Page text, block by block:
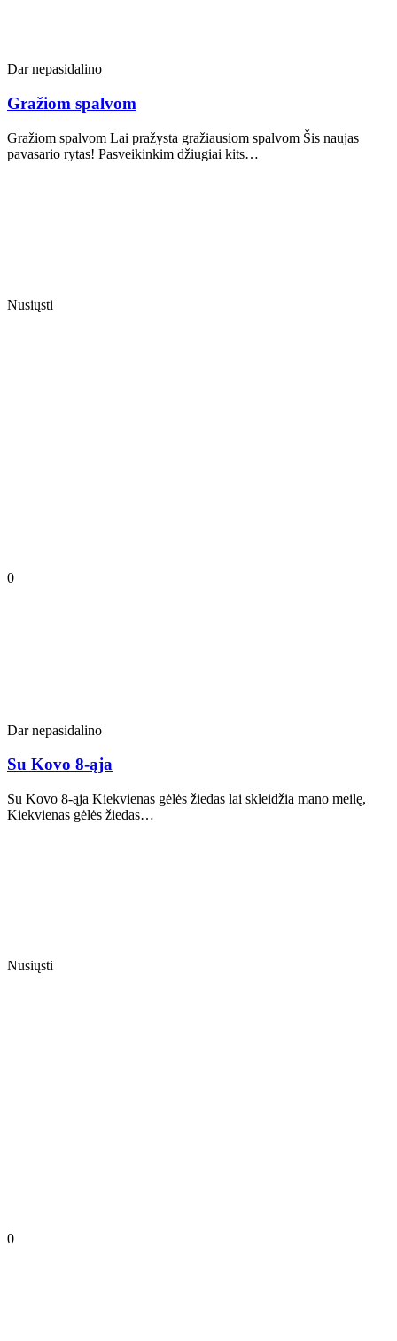
Dar nepasidalino
Gražiom spalvom
Gražiom spalvom Lai pražysta gražiausiom spalvom Šis naujas
pavasario rytas! Pasveikinkim džiugiai kits…
Nusiųsti
0
Dar nepasidalino
Su Kovo 8-ąja
Su Kovo 8-ąja Kiekvienas gėlės žiedas lai skleidžia mano meilę,
Kiekvienas gėlės žiedas…
Nusiųsti
0